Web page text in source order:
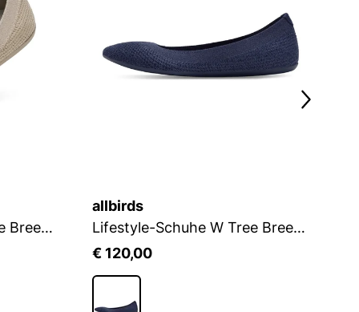
Lifestyle-Schuhe W Tree Breezer
allbirds
Lifestyle-Schuhe W Tree Breezer
€ 120,00